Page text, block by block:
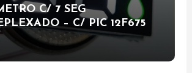
C/ 7 SEG
– C/ PIC 12F675